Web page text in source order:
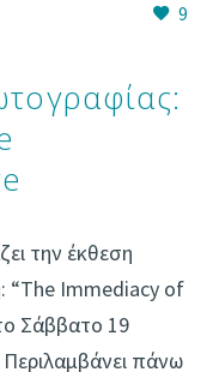
9
την έκθεση
“The Immediacy of
Σάββατο 19
πάνω